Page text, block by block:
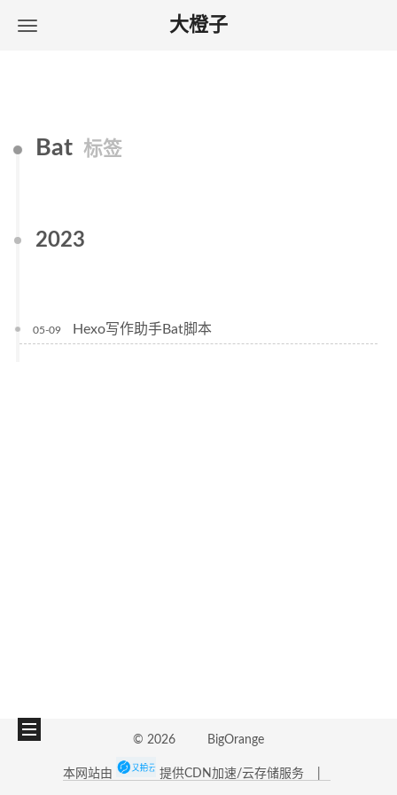
大橙子
Bat 标签
2023
05-09 Hexo写作助手Bat脚本
©2026 BigOrange
本网站由 提供CDN加速/云存储服务